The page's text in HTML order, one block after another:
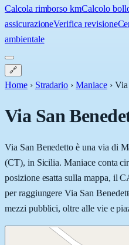
Calcola rimborso kmCalcolo
assicurazioneVerifica revisione
ambientale
🔗
Home › Stradario › Maniace › Via
Via San
Via San Benedetto è una via di
(CT), in Sicilia. Maniace conta
posizione esatta sulla mappa, il
per raggiungere Via San
mezzi pubblici, oltre alle vie e